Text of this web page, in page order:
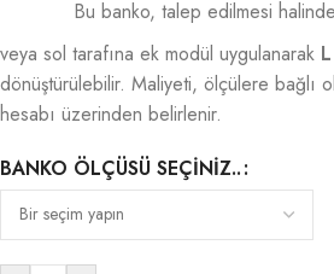
Bu banko, talep edilmesi
veya sol tarafına ek modül uygulanarak
dönüştürülebilir. Maliyeti, ölçülere bağlı
hesabı üzerinden belirlenir.
BANKO ÖLÇÜSÜ SEÇINIZ..